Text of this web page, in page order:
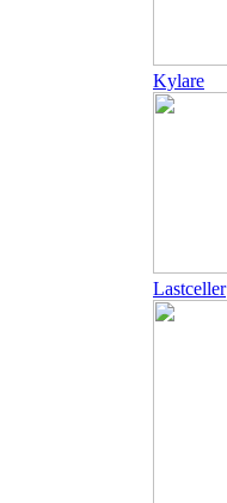
Kylare
Lastceller